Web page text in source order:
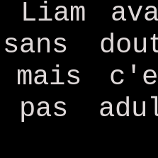
mais